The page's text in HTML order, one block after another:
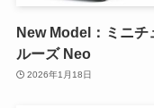
New Model：ミニチ
ルーズ Neo
2026年1月18日